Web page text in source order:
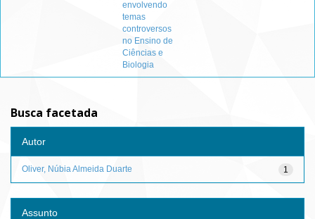
envolvendo
temas
controversos
no Ensino de
Ciências e
Biologia
Busca facetada
Autor
1
Oliver, Núbia Almeida Duarte
Assunto